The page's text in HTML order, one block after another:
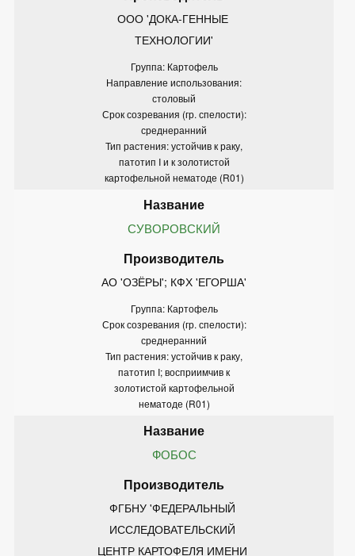
ООО 'ДОКА-ГЕННЫЕ
ТЕХНОЛОГИИ'
Группа: Картофель
Направление использования:
столовый
Срок созревания (гр. спелости):
среднеранний
Тип растения: устойчив к раку,
патотип I и к золотистой
картофельной нематоде (R01)
СУВОРОВСКИЙ
АО 'ОЗЁРЫ'; КФХ 'ЕГОРША'
Группа: Картофель
Срок созревания (гр. спелости):
среднеранний
Тип растения: устойчив к раку,
патотип I; восприимчив к
золотистой картофельной
нематоде (R01)
ФОБОС
ФГБНУ 'ФЕДЕРАЛЬНЫЙ
ИССЛЕДОВАТЕЛЬСКИЙ
ЦЕНТР КАРТОФЕЛЯ ИМЕНИ